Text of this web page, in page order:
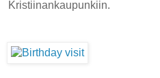
Kristiinankaupunkiin.